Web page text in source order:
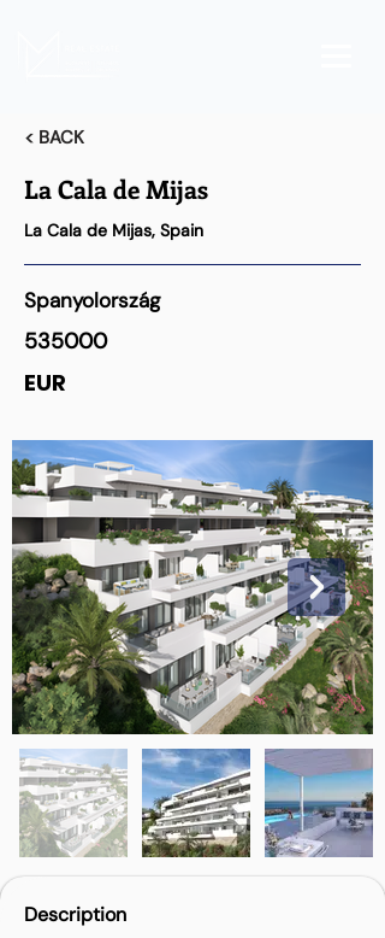
< BACK
La Cala de Mijas
La Cala de Mijas, Spain
Spanyolország
535000
EUR
Description